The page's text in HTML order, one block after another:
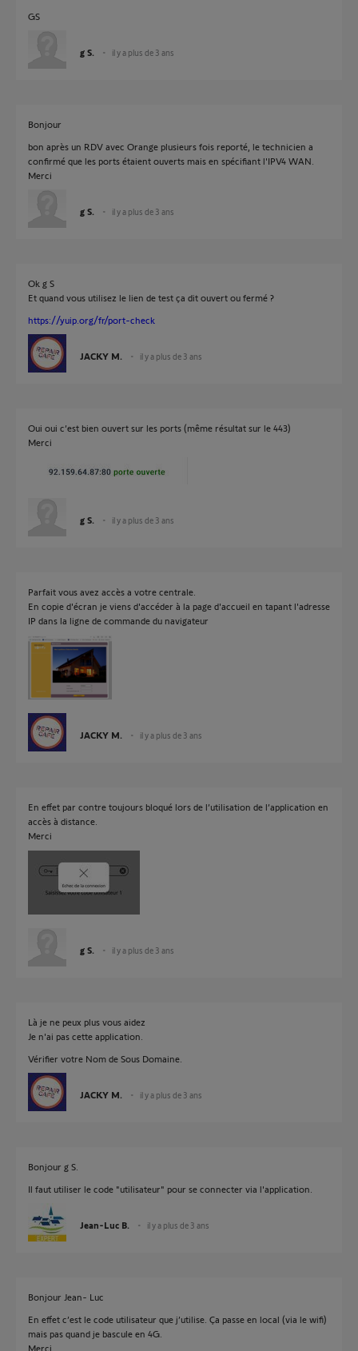
GS
g S. il y a plus de 3 ans
Bonjour
bon après un RDV avec Orange plusieurs fois reporté, le technicien a
confirmé que les ports étaient ouverts mais en spécifiant l'IPV4 WAN.
Merci
g S. il y a plus de 3 ans
Ok g S
Et quand vous utilisez le lien de test ça dit ouvert ou fermé ?
https://yuip.org/fr/port-check
JACKY M. il y a plus de 3 ans
Oui oui c’est bien ouvert sur les ports (même résultat sur le 443)
Merci
g S. il y a plus de 3 ans
Parfait vous avez accès a votre centrale.
En copie d'écran je viens d'accéder à la page d'accueil en tapant l'adresse
IP dans la ligne de commande du navigateur
JACKY M. il y a plus de 3 ans
En effet par contre toujours bloqué lors de l’utilisation de l’application en
accès à distance.
Merci
g S. il y a plus de 3 ans
Là je ne peux plus vous aidez
Je n'ai pas cette application.
Vérifier votre Nom de Sous Domaine.
JACKY M. il y a plus de 3 ans
Bonjour g S.
Il faut utiliser le code "utilisateur" pour se connecter via l'application.
Jean-Luc B. il y a plus de 3 ans
Bonjour Jean- Luc
En effet c’est le code utilisateur que j’utilise. Ça passe en local (via le wifi)
mais pas quand je bascule en 4G.
Merci